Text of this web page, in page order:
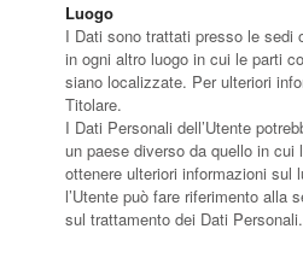
Luogo
I Dati sono trattati presso le sedi
in ogni altro luogo in cui le parti
siano localizzate. Per ulteriori
Titolare.
I Dati Personali dell’Utente
un paese diverso da quello in cui
ottenere ulteriori informazioni sul
l’Utente può fare riferimento alla
sul trattamento dei Dati Personali.